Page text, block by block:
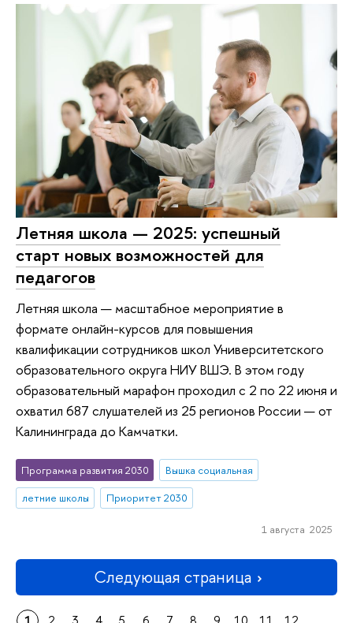
Летняя школа — 2025: успешный
старт новых возможностей для
педагогов
Летняя школа — масштабное мероприятие в
формате онлайн-курсов для повышения
квалификации сотрудников школ Университетского
образовательного округа НИУ ВШЭ. В этом году
образовательный марафон проходил с 2 по 22 июня и
охватил 687 слушателей из 25 регионов России — от
Калининграда до Камчатки.
Программа развития 2030
Вышка социальная
летние школы
Приоритет 2030
1 августа 2025
Следующая страница